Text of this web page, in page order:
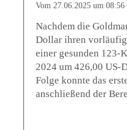
Vom 27.06.2025 um
Nachdem die
Dollar ihren
einer gesunden 123-
2024 um 426,00 US-
Folge konnte das
anschließend der